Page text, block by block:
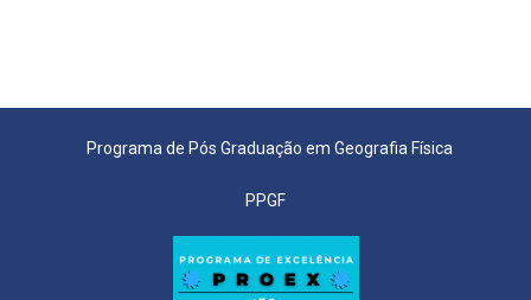
Programa de Pós Graduação em Geografia Física
PPGF